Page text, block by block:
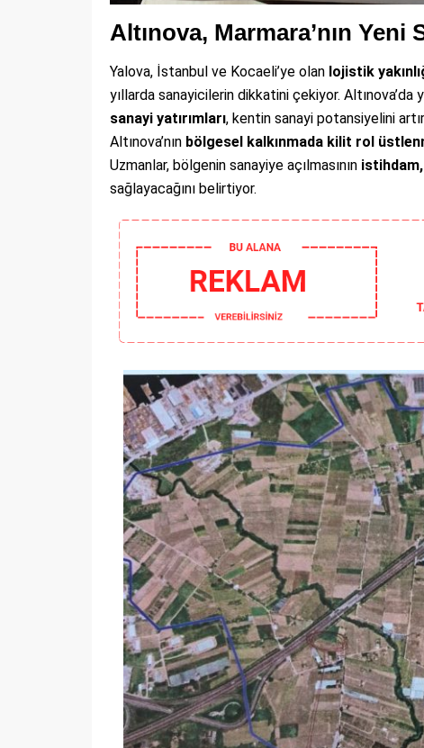
Altınova, Marmara’nın
Yalova, İstanbul ve Kocaeli’ye olan lojistik
yıllarda sanayicilerin dikkatini çekiyor. Altınova’da
sanayi yatırımları, kentin sanayi potansiyelini
Altınova’nın bölgesel kalkınmada kilit rol
Uzmanlar, bölgenin sanayiye açılmasının
sağlayacağını belirtiyor.